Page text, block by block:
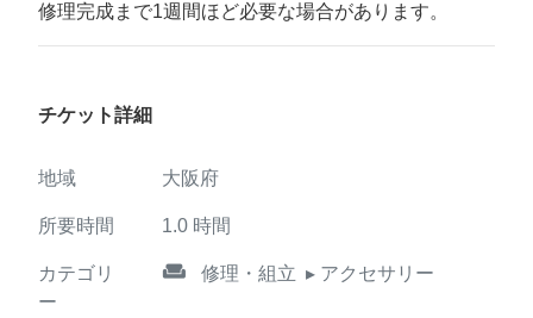
修理完成まで1週間ほど必要な場合があります。
チケット詳細
地域 大阪府
所要時間 1.0 時間
カテゴリ
ー
weekend 修理・組立 ▸ アクセサリー